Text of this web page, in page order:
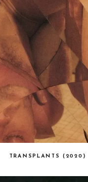
TRANSPLANTS (2020)